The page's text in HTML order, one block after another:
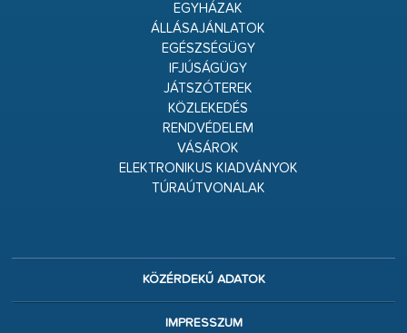
EGYHÁZAK
ÁLLÁSAJÁNLATOK
EGÉSZSÉGÜGY
IFJÚSÁGÜGY
JÁTSZÓTEREK
KÖZLEKEDÉS
RENDVÉDELEM
VÁSÁROK
ELEKTRONIKUS KIADVÁNYOK
TÚRAÚTVONALAK
KÖZÉRDEKŰ ADATOK
IMPRESSZUM